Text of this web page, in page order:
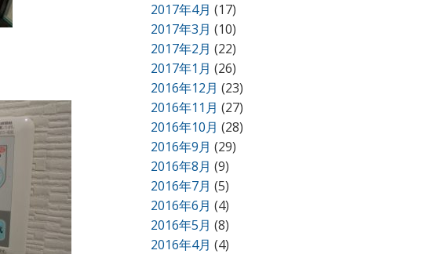
2017年4月 (17)
2017年3月 (10)
2017年2月 (22)
2017年1月 (26)
2016年12月 (23)
2016年11月 (27)
2016年10月 (28)
2016年9月 (29)
2016年8月 (9)
2016年7月 (5)
2016年6月 (4)
2016年5月 (8)
2016年4月 (4)